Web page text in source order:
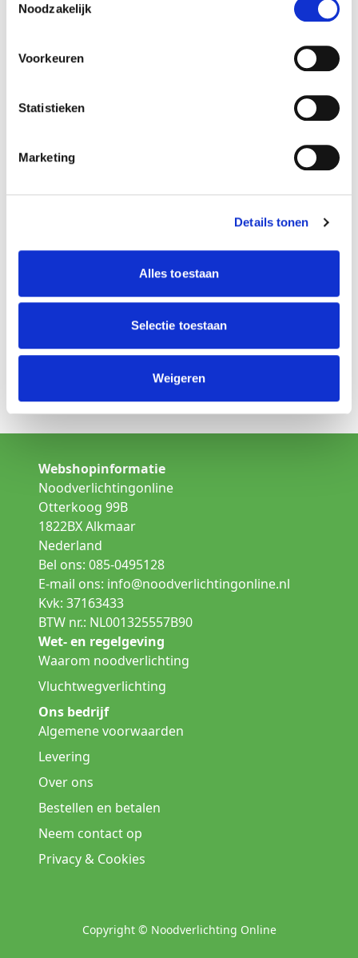
Noodzakelijk
Voorkeuren
Statistieken
Marketing
Details tonen
Alles toestaan
Selectie toestaan
Weigeren
18 x 65 x 36 mm
7,2 V
Side by side
Is dit niet het product wat u zoekt
Kies een andere lamp uit de categorie:
Opbouw noodverlichting
Inbouw noodverlichting
Gallerij verlichting
Webshopinformatie
Noodverlichtingonline
Otterkoog 99B
1822BX Alkmaar
Nederland
Bel ons: 085-0495128
E-mail ons: info@noodverlichtingonline.nl
Kvk: 37163433
BTW nr.: NL001325557B90
Wet- en regelgeving
Waarom noodverlichting
Vluchtwegverlichting
Ons bedrijf
Algemene voorwaarden
Levering
Over ons
Bestellen en betalen
Neem contact op
Privacy & Cookies
Copyright © Noodverlichting Online